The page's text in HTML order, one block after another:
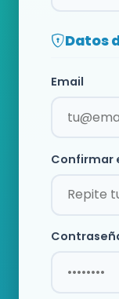
Datos
Email
Confirmar